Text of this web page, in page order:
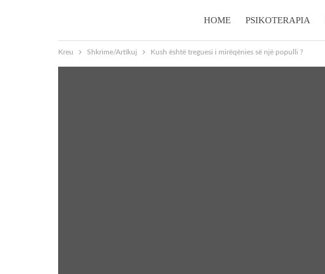
HOME PSIKOTERAPIA
Kreu Shkrime/Artikuj Kush është treguesi i mirëqënies së një populli ?